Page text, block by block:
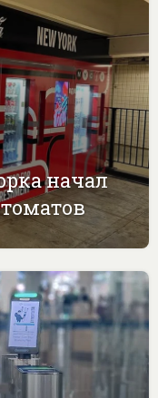
начал